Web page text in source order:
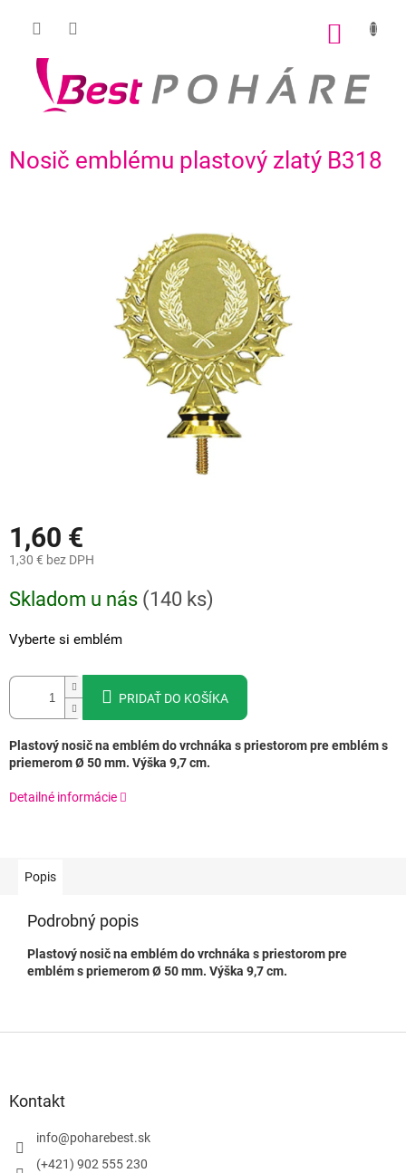
Nosič emblému plastový zlatý B318
1,60 €
1,30 € bez DPH
cena:
Skladom u nás (140 ks)
Vyberte si emblém
PRIDAŤ DO KOŠÍKA
Plastový nosič na emblém do vrchnáka s priestorom pre emblém s
priemerom Ø 50 mm. Výška 9,7 cm.
Detailné informácie
Popis
Podrobný popis
Plastový nosič na emblém do vrchnáka s priestorom pre
emblém s priemerom Ø 50 mm. Výška 9,7 cm.
Kontakt
info@poharebest.sk
(+421) 902 555 230